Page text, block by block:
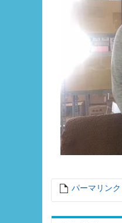
パーマリンク